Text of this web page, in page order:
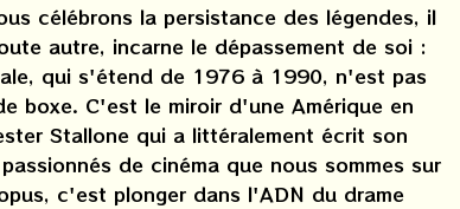
célébrons la persistance des légendes, il
autre, incarne le dépassement de soi :
qui s'étend de 1976 à 1990, n'est pas
boxe. C'est le miroir d'une Amérique en
Stallone qui a littéralement écrit son
de cinéma que nous sommes sur
c'est plonger dans l'ADN du drame